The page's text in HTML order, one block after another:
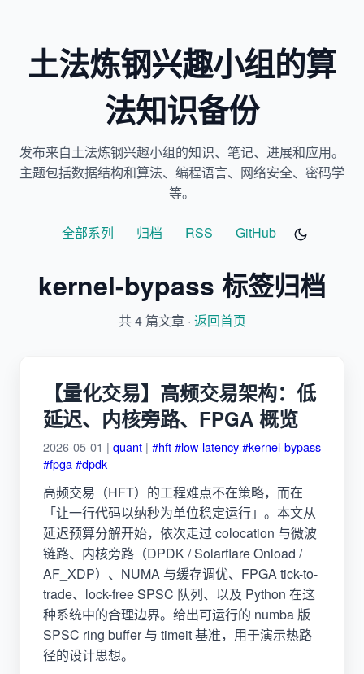
土法炼钢兴趣小组的算
法知识备份
发布来自土法炼钢兴趣小组的知识、笔记、进展和应用。
主题包括数据结构和算法、编程语言、网络安全、密码学
等。
全部系列 归档 RSS GitHub
kernel-bypass 标签归档
共 4 篇文章 · 返回首页
【量化交易】高频交易架构：低
延迟、内核旁路、FPGA 概览
2026-05-01 | quant | #hft#low-latency#kernel-bypass
#fpga#dpdk
高频交易（HFT）的工程难点不在策略，而在
「让一行代码以纳秒为单位稳定运行」。本文从
延迟预算分解开始，依次走过 colocation 与微波
链路、内核旁路（DPDK / Solarflare Onload /
AF_XDP）、NUMA 与缓存调优、FPGA tick-to-
trade、lock-free SPSC 队列、以及 Python 在这
种系统中的合理边界。给出可运行的 numba 版
SPSC ring buffer 与 timeit 基准，用于演示热路
径的设计思想。